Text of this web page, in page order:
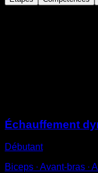
Échauffement
Débutant
Biceps ∙ Avant-bras ∙